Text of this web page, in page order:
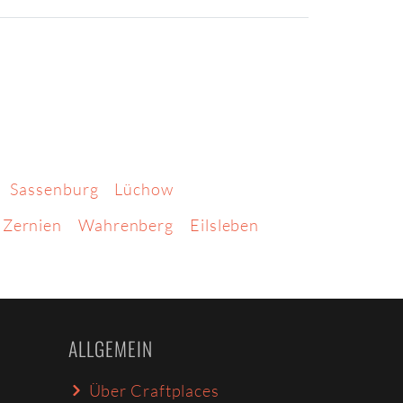
Sassenburg
Lüchow
Zernien Wahrenberg Eilsleben
ALLGEMEIN
Über Craftplaces